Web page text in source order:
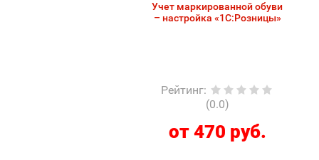
Учет маркированной обуви
– настройка «1С:Розницы»
Рейтинг:
(0.0)
от 470 руб.